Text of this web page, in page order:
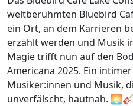
weltberühmten Bluebird
ein Ort, an dem Karrieren
erzählt werden und Musik
Magie trifft nun auf den
Americana 2025. Ein
Musiker:innen und Musik,
unverfälscht, hautnah.